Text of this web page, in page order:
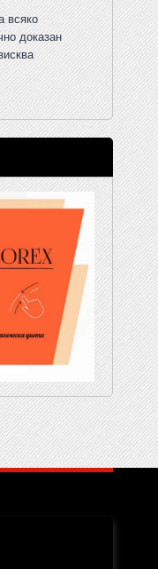
всяко
доказан